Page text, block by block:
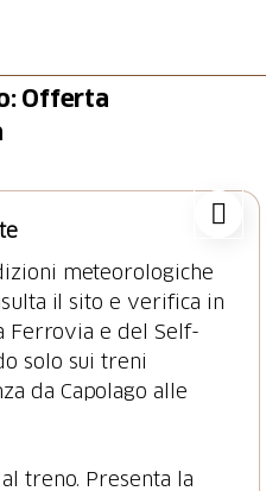
Offerta
meteorologiche
il sito e verifica in
Ferrovia e del Self-
solo sui treni
da Capolago alle
treno. Presenta la